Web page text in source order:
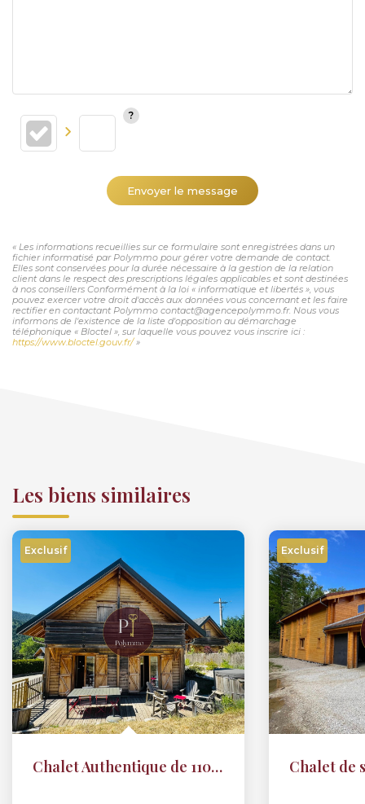
Envoyer le message
« Les informations recueillies sur ce formulaire sont enregistrées dans un
fichier informatisé par Polymmo pour gérer votre demande de contact.
Elles sont conservées pour la durée nécessaire à la gestion de la relation
client dans le respect des prescriptions légales applicables et sont destinées
à nos conseillers Conformément à la loi « informatique et libertés », vous
pouvez exercer votre droit d'accès aux données vous concernant et les faire
rectifier en contactant Polymmo contact@agencepolymmo.fr. Nous vous
informons de l'existence de la liste d'opposition au démarchage
téléphonique « Bloctel », sur laquelle vous pouvez vous inscrire ici :
https://www.bloctel.gouv.fr/»
Les biens similaires
Exclusif
Chalet Authentique de 110 m2 au coeur du Vercors
Exclusif